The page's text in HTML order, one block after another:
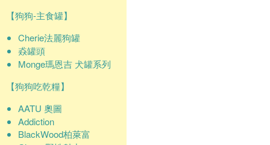
【狗狗-主食罐】
Cherie法麗狗罐
猋罐頭
Monge瑪恩吉 犬罐系列
【狗狗吃乾糧】
AATU 奧圖
Addiction
BlackWood柏萊富